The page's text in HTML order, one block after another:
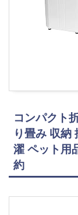
コンパクト
り畳み 収納
濯 ペット用
約